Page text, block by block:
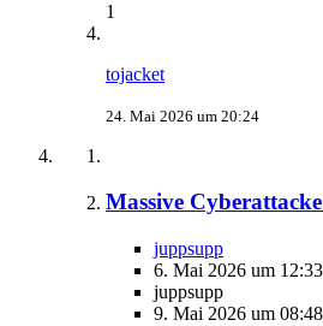
1
tojacket
24. Mai 2026 um 20:24
Massive
juppsupp
6. Mai 2026 um 12:33
juppsupp
9. Mai 2026 um 08:48